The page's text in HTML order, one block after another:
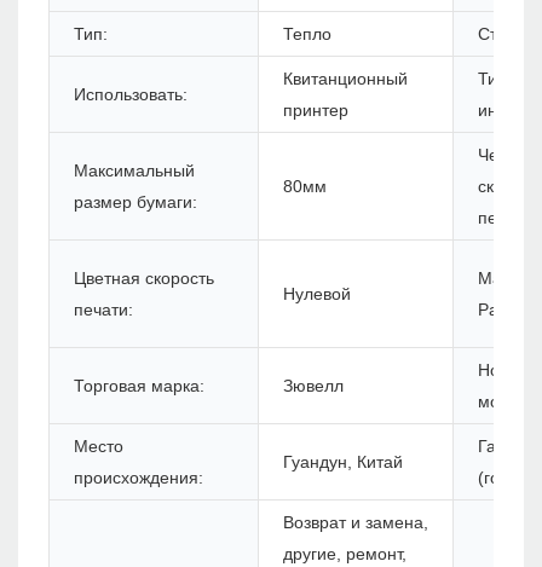
Тип: Тепло Стиль:
Использовать:
Квитанционный
принтер
Тип
Максимальный
размер бумаги:
80мм
Черная
печати:
Цветная скорость
печати:
Нулевой
Торговая марка: Зювелл
Номер
модели:
Место
происхождения:
Гуандун, Китай
(год):
Возврат и замена,
другие, ремонт,